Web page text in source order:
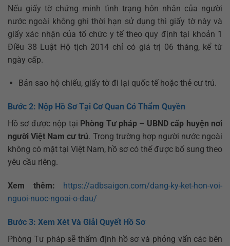
Nếu giấy tờ chứng minh tình trạng hôn nhân của người
nước ngoài không ghi thời hạn sử dụng thì giấy tờ này và
giấy xác nhận của tổ chức y tế theo quy định tại khoản 1
Điều 38 Luật Hộ tịch 2014 chỉ có giá trị 06 tháng, kể từ
ngày cấp.
Bản sao hộ chiếu, giấy tờ đi lại quốc tế hoặc thẻ cư trú.
Bước 2: Nộp Hồ Sơ Tại Cơ Quan Có Thẩm Quyền
Hồ sơ được nộp tại Phòng Tư pháp – UBND cấp huyện nơi
người Việt Nam cư trú. Trong trường hợp người nước ngoài
không có mặt tại Việt Nam, hồ sơ có thể được bổ sung theo
yêu cầu riêng.
Xem thêm:
https://adbsaigon.com/dang-ky-ket-hon-voi-
nguoi-nuoc-ngoai-o-dau/
Bước 3: Xem Xét Và Giải Quyết Hồ Sơ
Phòng Tư pháp sẽ thẩm định hồ sơ và phỏng vấn các bên